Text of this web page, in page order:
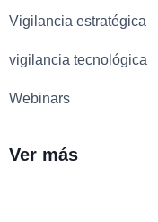
Vigilancia estratégica
vigilancia tecnológica
Webinars
Ver más